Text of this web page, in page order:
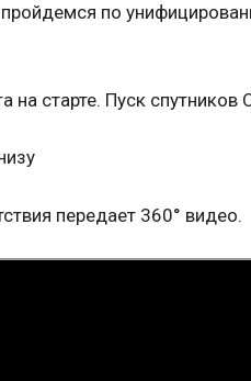
по
передает 360° видео.